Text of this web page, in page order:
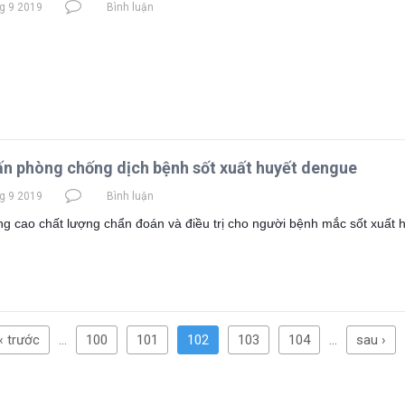
9 2019 Bình luận
phòng chống dịch bệnh sốt xuất huyết dengue
9 2019 Bình luận
cao chất lượng chẩn đoán và điều trị cho người bệnh mắc sốt xuất
‹ trước 100 101 102 103 104 sau ›